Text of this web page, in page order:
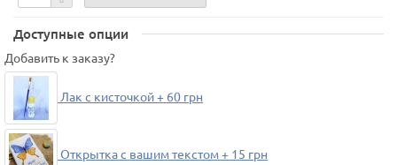
Доступные опции
Добавить к заказу?
Лак с кисточкой + 60 грн
Открытка с вашим текстом + 15 грн